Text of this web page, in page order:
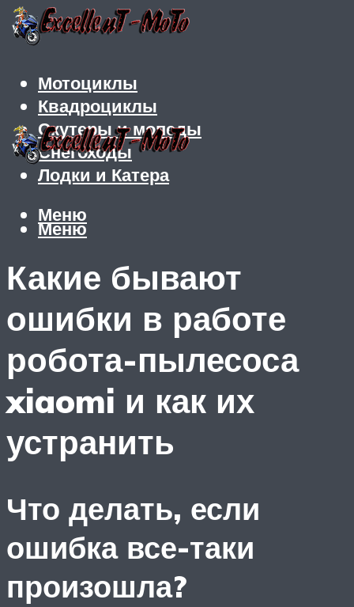
Мотоциклы
Квадроциклы
Скутеры и мопеды
Снегоходы
Лодки и Катера
Меню
Меню
Какие бывают
ошибки в работе
робота-пылесоса
xiaomi и как их
устранить
Что делать, если
ошибка все-таки
произошла?